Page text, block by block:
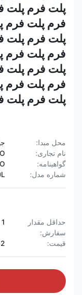
پلت فرم پلت
فرم پلت فرم
پلت فرم پلت
فرم پلت فرم
پلت فرم پلت
فرم پلت فرم
پلت فرم پلت
محل مبدا:
نام تجاری:
ANCO
گواهینامه:
شماره مدل:
30L
حداقل مقدار
سفارش:
قیمت: